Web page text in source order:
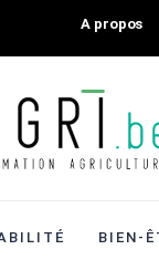
A propos
BIEN-